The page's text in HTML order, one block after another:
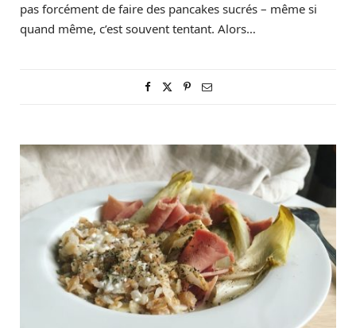
pas forcément de faire des pancakes sucrés – même si
quand même, c’est souvent tentant. Alors…